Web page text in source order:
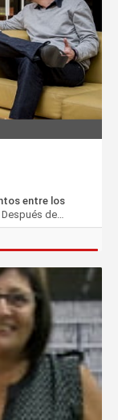
entre los
de…